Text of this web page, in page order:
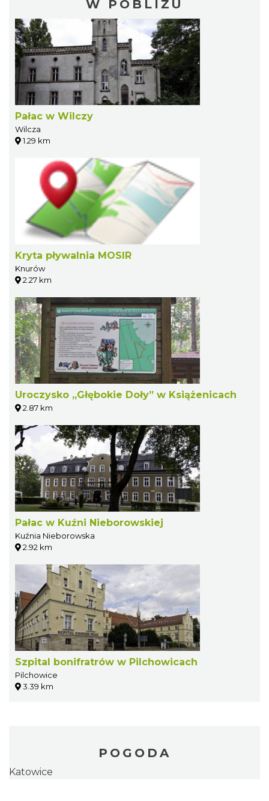
W POBLIŻU
Pałac w Wilczy
Wilcza
1.29 km
Kryta pływalnia MOSIR
Knurów
2.27 km
Uroczysko „Głębokie Doły” w Książenicach
2.87 km
Pałac w Kuźni Nieborowskiej
Kuźnia Nieborowska
2.92 km
Szpital bonifratrów w Pilchowicach
Pilchowice
3.39 km
POGODA
Katowice